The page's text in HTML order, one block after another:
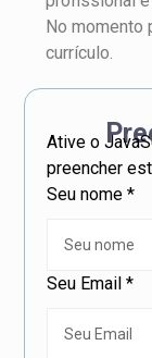
No momento
currículo.
Ative o
preencher
Seu nome*
Seu Email*